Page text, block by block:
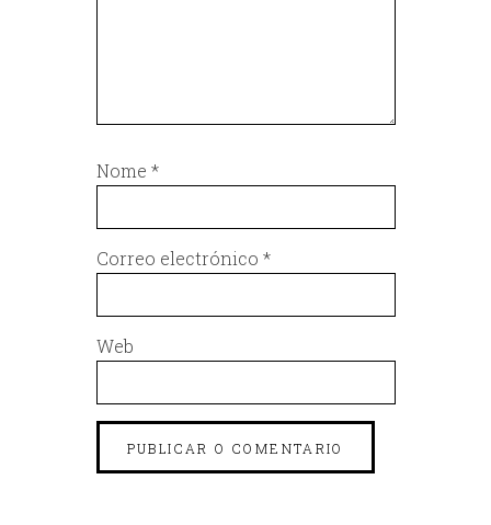
Nome *
Correo electrónico *
Web